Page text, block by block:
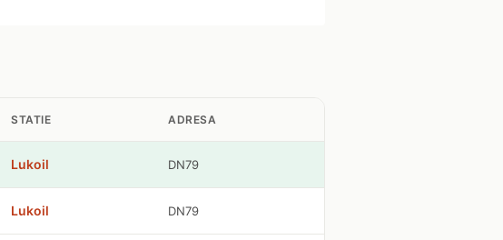
STATIE ADRESA
Lukoil DN79
Lukoil DN79